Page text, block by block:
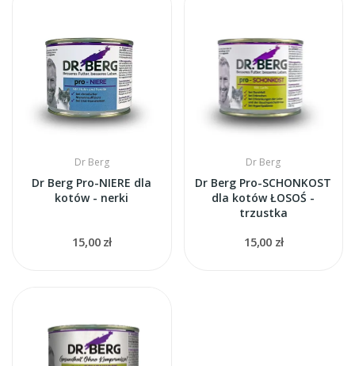
Dr Berg
Dr Berg Pro-NIERE dla
kotów - nerki
15,00 zł
Dr Berg
Dr Berg Pro-SCHONKOST
dla kotów ŁOSOŚ -
trzustka
15,00 zł